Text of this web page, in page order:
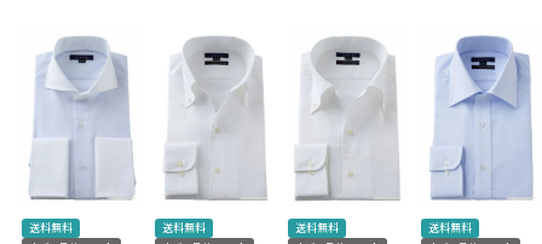
結果、光沢感・ソフト感にあふれ着心地のいい、その上洗
濯後のお手入れが楽といった、相反する事象を併せ持っ
た上質シャツに仕上がりました。
●ディテール
生地のクオリティーに合わせて、光沢があり上品で見栄
えのよい貝ボタンを使用しております。
仕様表
綿100％（120番手双糸）
送料無料
送料無料
送料無料
送料無料